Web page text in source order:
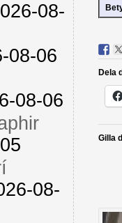
08-
08-06
08-06
08-
Dela
Gilla